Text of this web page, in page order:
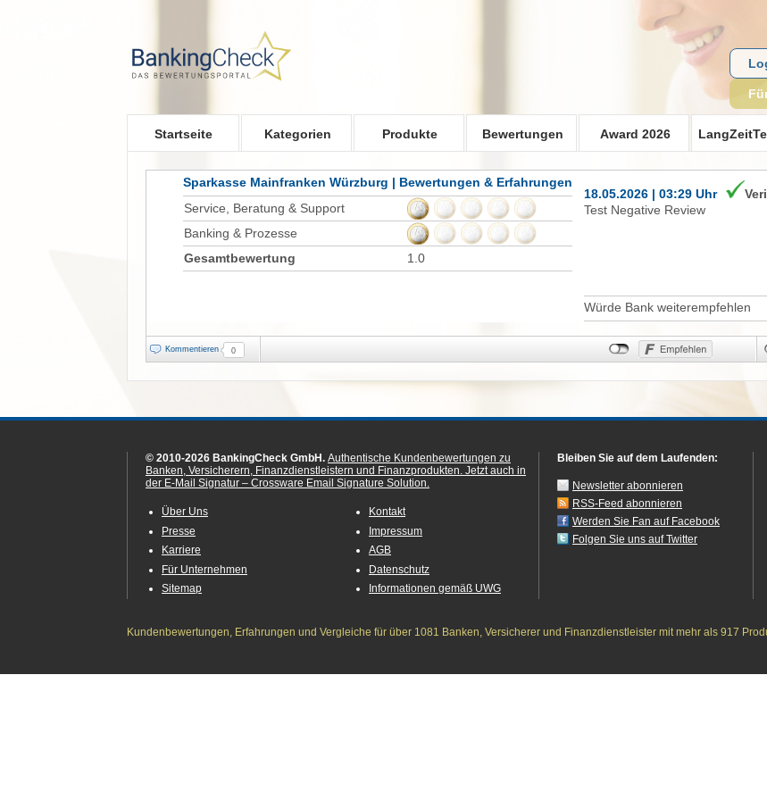
Startseite Kategorien Produkte Bewertungen Award 2026
Sparkasse Mainfranken Würzburg | Bewertungen & Erfahrungen
Service, Beratung & Support
Banking & Prozesse
Gesamtbewertung
1.0
18.05.2026 | 03:29 Uhr
Test Negative Review
Würde Bank weiterempfehlen
Kommentieren 0
© 2010-2026 BankingCheck GmbH. Authentische Kundenbewertungen zu
Banken, Versicherern, Finanzdienstleistern und Finanzprodukten. Jetzt auch in
der E-Mail Signatur – Crossware Email Signature Solution.
Über Uns
Presse
Karriere
Für Unternehmen
Sitemap
Kontakt
Impressum
AGB
Datenschutz
Informationen gemäß UWG
Bleiben Sie auf dem Laufenden:
Newsletter abonnieren
RSS-Feed abonnieren
Werden Sie Fan auf Facebook
Folgen Sie uns auf Twitter
Kundenbewertungen, Erfahrungen und Vergleiche für über 1081 Banken, Versicherer und Finanzdienstleister mit mehr als 917